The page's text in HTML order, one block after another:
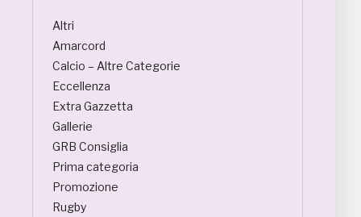
Altri
Amarcord
Calcio – Altre Categorie
Eccellenza
Extra Gazzetta
Gallerie
GRB Consiglia
Prima categoria
Promozione
Rugby